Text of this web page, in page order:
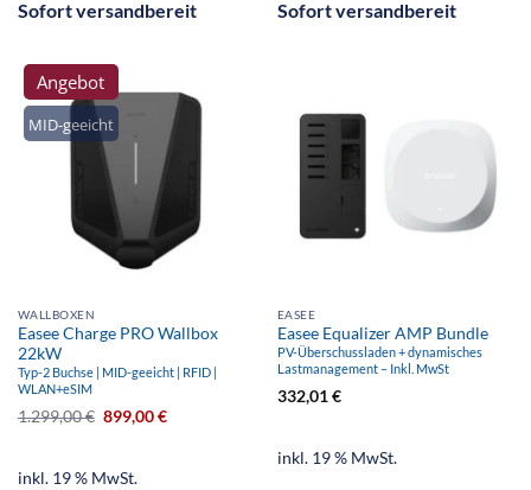
Sofort versandbereit
Sofort versandbereit
MID-geeicht
Angebot
WALLBOXEN
Easee Charge PRO Wallbox
22kW
Typ-2 Buchse | MID-geeicht | RFID |
WLAN+eSIM
1.299,00€ 899,00€
inkl. 19 % MwSt.
EASEE
Easee Equalizer AMP Bundle
PV-Überschussladen + dynamisches
Lastmanagement – Inkl. MwSt
332,01€
inkl. 19 % MwSt.